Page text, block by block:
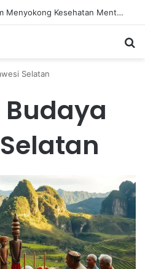
Peran Aktivitas Alam dalam Menyokong Kesehatan Mental dan Menenangkan Pikiran di Masa Sulit
Selatan